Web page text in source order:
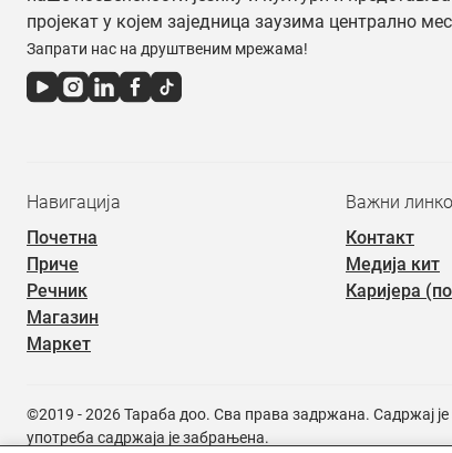
пројекат у којем заједница заузима централно
Запрати нас на друштвеним мрежама!
Навигација
Почетна
Приче
Речник
Магазин
Маркет
Важни
Контакт
Медија кит
Каријера
©2019 - 2026 Тараба доо. Сва права задржана. Садржај
употреба садржаја је забрањена.